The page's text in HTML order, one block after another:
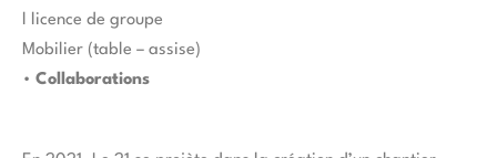
l licence de groupe
Mobilier (table – assise)
• Collaborations